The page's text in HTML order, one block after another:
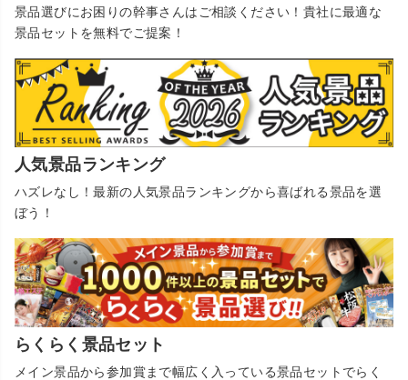
景品選びにお困りの幹事さんはご相談ください！貴社に最適な
景品セットを無料でご提案！
人気景品ランキング
ハズレなし！最新の人気景品ランキングから喜ばれる景品を選
ぼう！
らくらく景品セット
メイン景品から参加賞まで幅広く入っている景品セットでらく